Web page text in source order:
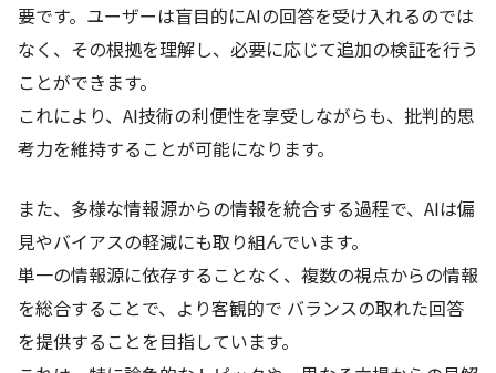
要です。ユーザーは盲目的にAIの回答を受け入れるのでは
なく、その根拠を理解し、必要に応じて追加の検証を行う
ことができます。
これにより、AI技術の利便性を享受しながらも、批判的思
考力を維持することが可能になります。
また、多様な情報源からの情報を統合する過程で、AIは偏
見やバイアスの軽減にも取り組んでいます。
単一の情報源に依存することなく、複数の視点からの情報
を総合することで、より客観的で バランスの取れた回答
を提供することを目指しています。